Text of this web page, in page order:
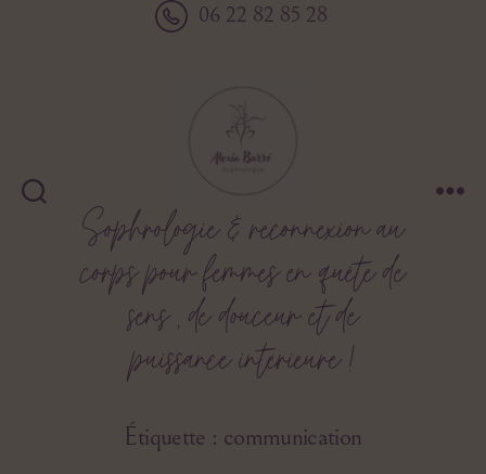
06 22 82 85 28
Barré
Sophrologie & reconnexion au
corps pour femmes en quête de
sens , de douceur et de
puissance intérieure !
Étiquette : communication